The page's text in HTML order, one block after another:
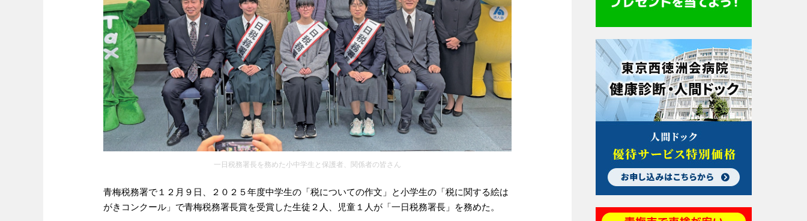
一日税務署長を務めた小中学生と保護者、関係者の皆さん
青梅税務署で１２月９日、２０２５年度中学生の「税についての作文」と小学生の「税に関する絵は
がきコンクール」で青梅税務署長賞を受賞した生徒２人、児童１人が「一日税務署長」を務めた。